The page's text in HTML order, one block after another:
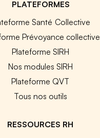
PLATEFORMES
Santé Collective
Prévoyance collective
Plateforme SIRH
Nos modules SIRH
Plateforme QVT
Tous nos outils
RESSOURCES RH